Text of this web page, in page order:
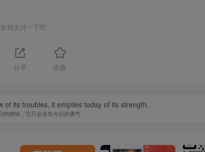
欢就支持一下吧
分享 收藏
of its troubles, it empties today of its strength.
的烦恼，它只会丧失今日的勇气